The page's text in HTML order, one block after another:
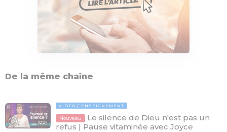
De la même chaîne
10:37
VIDÉO ENSEIGNEMENT
Nouveau
Le silence de Dieu n'est pas un
refus | Pause vitaminée avec Joyce